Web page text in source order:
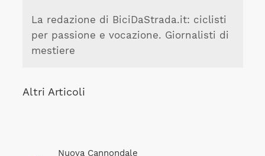
La redazione di BiciDaStrada.it: ciclisti
per passione e vocazione. Giornalisti di
mestiere
Altri Articoli
Nuova Cannondale